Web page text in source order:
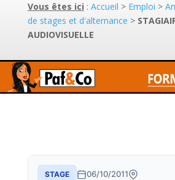
Vous êtes ici : Accueil > Emploi >
de stages et d'alternance >
AUDIOVISUELLE
STAGE 06/10/2011